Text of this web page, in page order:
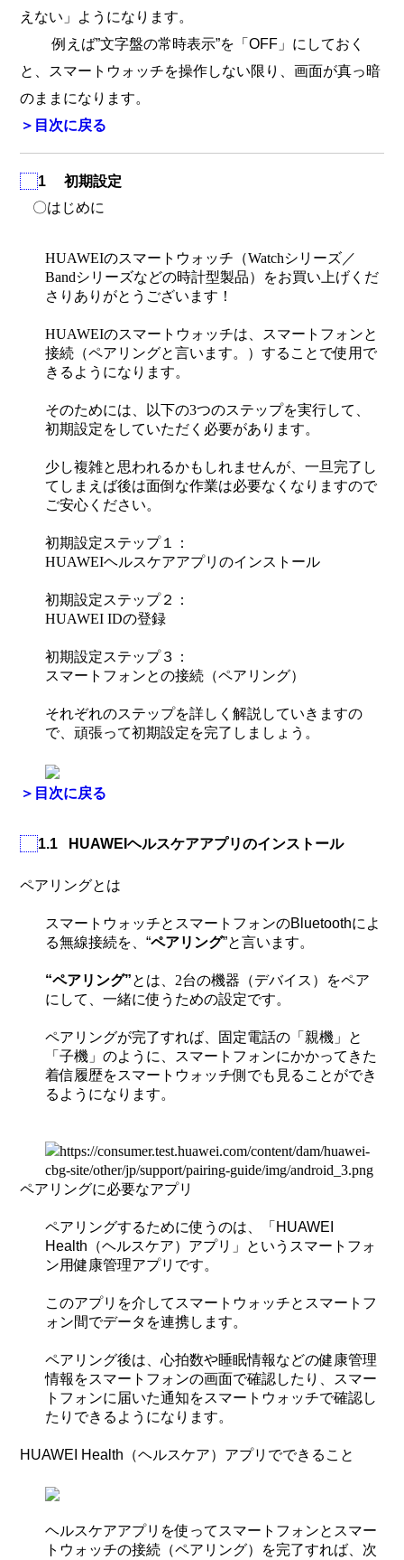
えない」ようになります。
例えば”文字盤の常時表示”を「OFF」にしておく
と、スマートウォッチを操作しない限り、画面が真っ暗
のままになります。
＞目次に戻る
1
初期設定
〇はじめに
HUAWEIのスマートウォッチ（Watchシリーズ／
Bandシリーズなどの時計型製品）をお買い上げくだ
さりありがとうございます！
HUAWEIのスマートウォッチは、スマートフォンと
接続（ペアリングと言います。）することで使用で
きるようになります。
そのためには、以下の3つのステップを実行して、
初期設定をしていただく必要があります。
少し複雑と思われるかもしれませんが、一旦完了し
てしまえば後は面倒な作業は必要なくなりますので
ご安心ください。
初期設定ステップ１：
HUAWEIヘルスケアアプリのインストール
初期設定ステップ２：
HUAWEI IDの登録
初期設定ステップ３：
スマートフォンとの接続（ペアリング）
それぞれのステップを詳しく解説していきますの
で、頑張って初期設定を完了しましょう。
＞ 目次に戻る
1.1 HUAWEIヘルスケアアプリのインストール
ペアリングとは
スマートウォッチとスマートフォンのBluetoothによ
る無線接続を、“ペアリング”と言います。
“ペアリング”とは、 2台の機器（デバイス）をペア
にして、一緒に使うための設定です。
ペアリングが完了すれば、固定電話の「親機」と
「子機」のように、スマートフォンにかかってきた
着信履歴をスマートウォッチ側でも見ることができ
るようになります。
ペアリングに必要なアプリ
ペアリングするために使うのは、「 HUAWEI
Health （ヘルスケア）アプリ」というスマートフォ
ン用健康管理アプリです。
このアプリを介してスマートウォッチとスマートフ
ォン間でデータを連携します。
ペアリング後は、心拍数や睡眠情報などの健康管理
情報をスマートフォンの画面で確認したり、スマー
トフォンに届いた通知をスマートウォッチで確認し
たりできるようになります。
HUAWEI Health （ヘルスケア）アプリでできること
ヘルスケアアプリを使ってスマートフォンとスマー
トウォッチの接続（ペアリング）を完了すれば、次